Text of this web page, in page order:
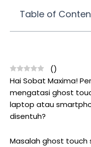
Table of
()
Hai Sobat Maxima!
mengatasi ghost
laptop atau
disentuh?
Masalah ghost